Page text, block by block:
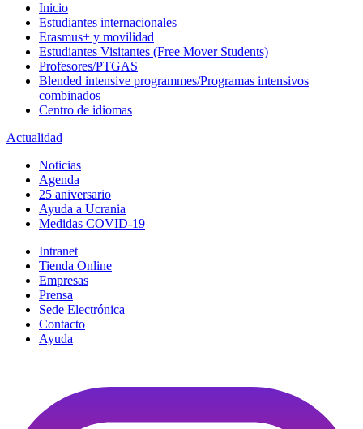
Inicio
Estudiantes internacionales
Erasmus+ y movilidad
Estudiantes Visitantes (Free Mover Students)
Profesores/PTGAS
Blended intensive programmes/Programas intensivos
combinados
Centro de idiomas
Actualidad
Noticias
Agenda
25 aniversario
Ayuda a Ucrania
Medidas COVID-19
Intranet
Tienda Online
Empresas
Prensa
Sede Electrónica
Contacto
Ayuda